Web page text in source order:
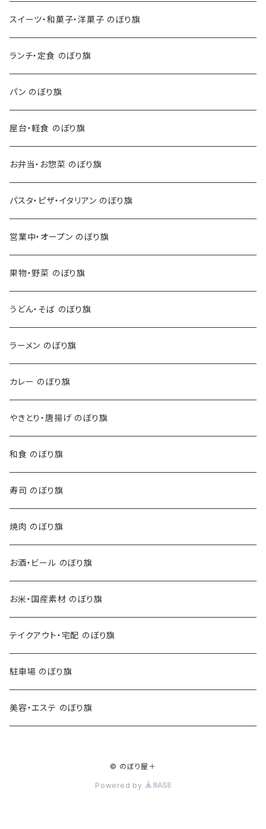
スイーツ・和菓子・洋菓子 のぼり旗
ランチ・定食 のぼり旗
パン のぼり旗
屋台・軽食 のぼり旗
お弁当・お惣菜 のぼり旗
パスタ・ピザ・イタリアン のぼり旗
営業中・オープン のぼり旗
果物・野菜 のぼり旗
うどん・そば のぼり旗
ラーメン のぼり旗
カレー のぼり旗
やきとり・唐揚げ のぼり旗
和食 のぼり旗
寿司 のぼり旗
焼肉 のぼり旗
お酒・ビール のぼり旗
お米・国産素材 のぼり旗
テイクアウト・宅配 のぼり旗
駐車場 のぼり旗
美容・エステ のぼり旗
© のぼり屋＋
Powered by